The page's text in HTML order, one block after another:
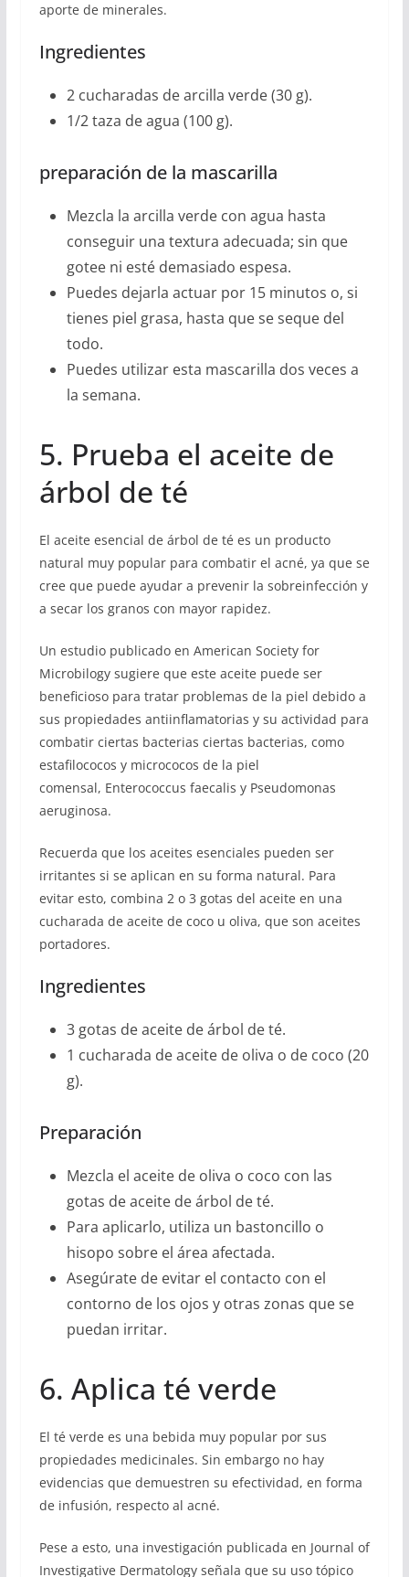
aporte de minerales.
Ingredientes
2 cucharadas de arcilla verde (30 g).
1/2 taza de agua (100 g).
preparación de la mascarilla
Mezcla la arcilla verde con agua hasta
conseguir una textura adecuada; sin que
gotee ni esté demasiado espesa.
Puedes dejarla actuar por 15 minutos o, si
tienes piel grasa, hasta que se seque del
todo.
Puedes utilizar esta mascarilla dos veces a
la semana.
5. Prueba el aceite de
árbol de té
El aceite esencial de árbol de té es un producto
natural muy popular para combatir el acné, ya que se
cree que puede ayudar a prevenir la sobreinfección y
a secar los granos con mayor rapidez.
Un estudio publicado en American Society for
Microbilogy sugiere que este aceite puede ser
beneficioso para tratar problemas de la piel debido a
sus propiedades antiinflamatorias y su actividad para
combatir ciertas bacterias ciertas bacterias, como
estafilococos y micrococos de la piel
comensal, Enterococcus faecalis y Pseudomonas
aeruginosa.
Recuerda que los aceites esenciales pueden ser
irritantes si se aplican en su forma natural. Para
evitar esto, combina 2 o 3 gotas del aceite en una
cucharada de aceite de coco u oliva, que son aceites
portadores.
Ingredientes
3 gotas de aceite de árbol de té.
1 cucharada de aceite de oliva o de coco (20
g).
Preparación
Mezcla el aceite de oliva o coco con las
gotas de aceite de árbol de té.
Para aplicarlo, utiliza un bastoncillo o
hisopo sobre el área afectada.
Asegúrate de evitar el contacto con el
contorno de los ojos y otras zonas que se
puedan irritar.
6. Aplica té verde
El té verde es una bebida muy popular por sus
propiedades medicinales. Sin embargo no hay
evidencias que demuestren su efectividad, en forma
de infusión, respecto al acné.
Pese a esto, una investigación publicada en Journal of
Investigative Dermatology señala que su uso tópico